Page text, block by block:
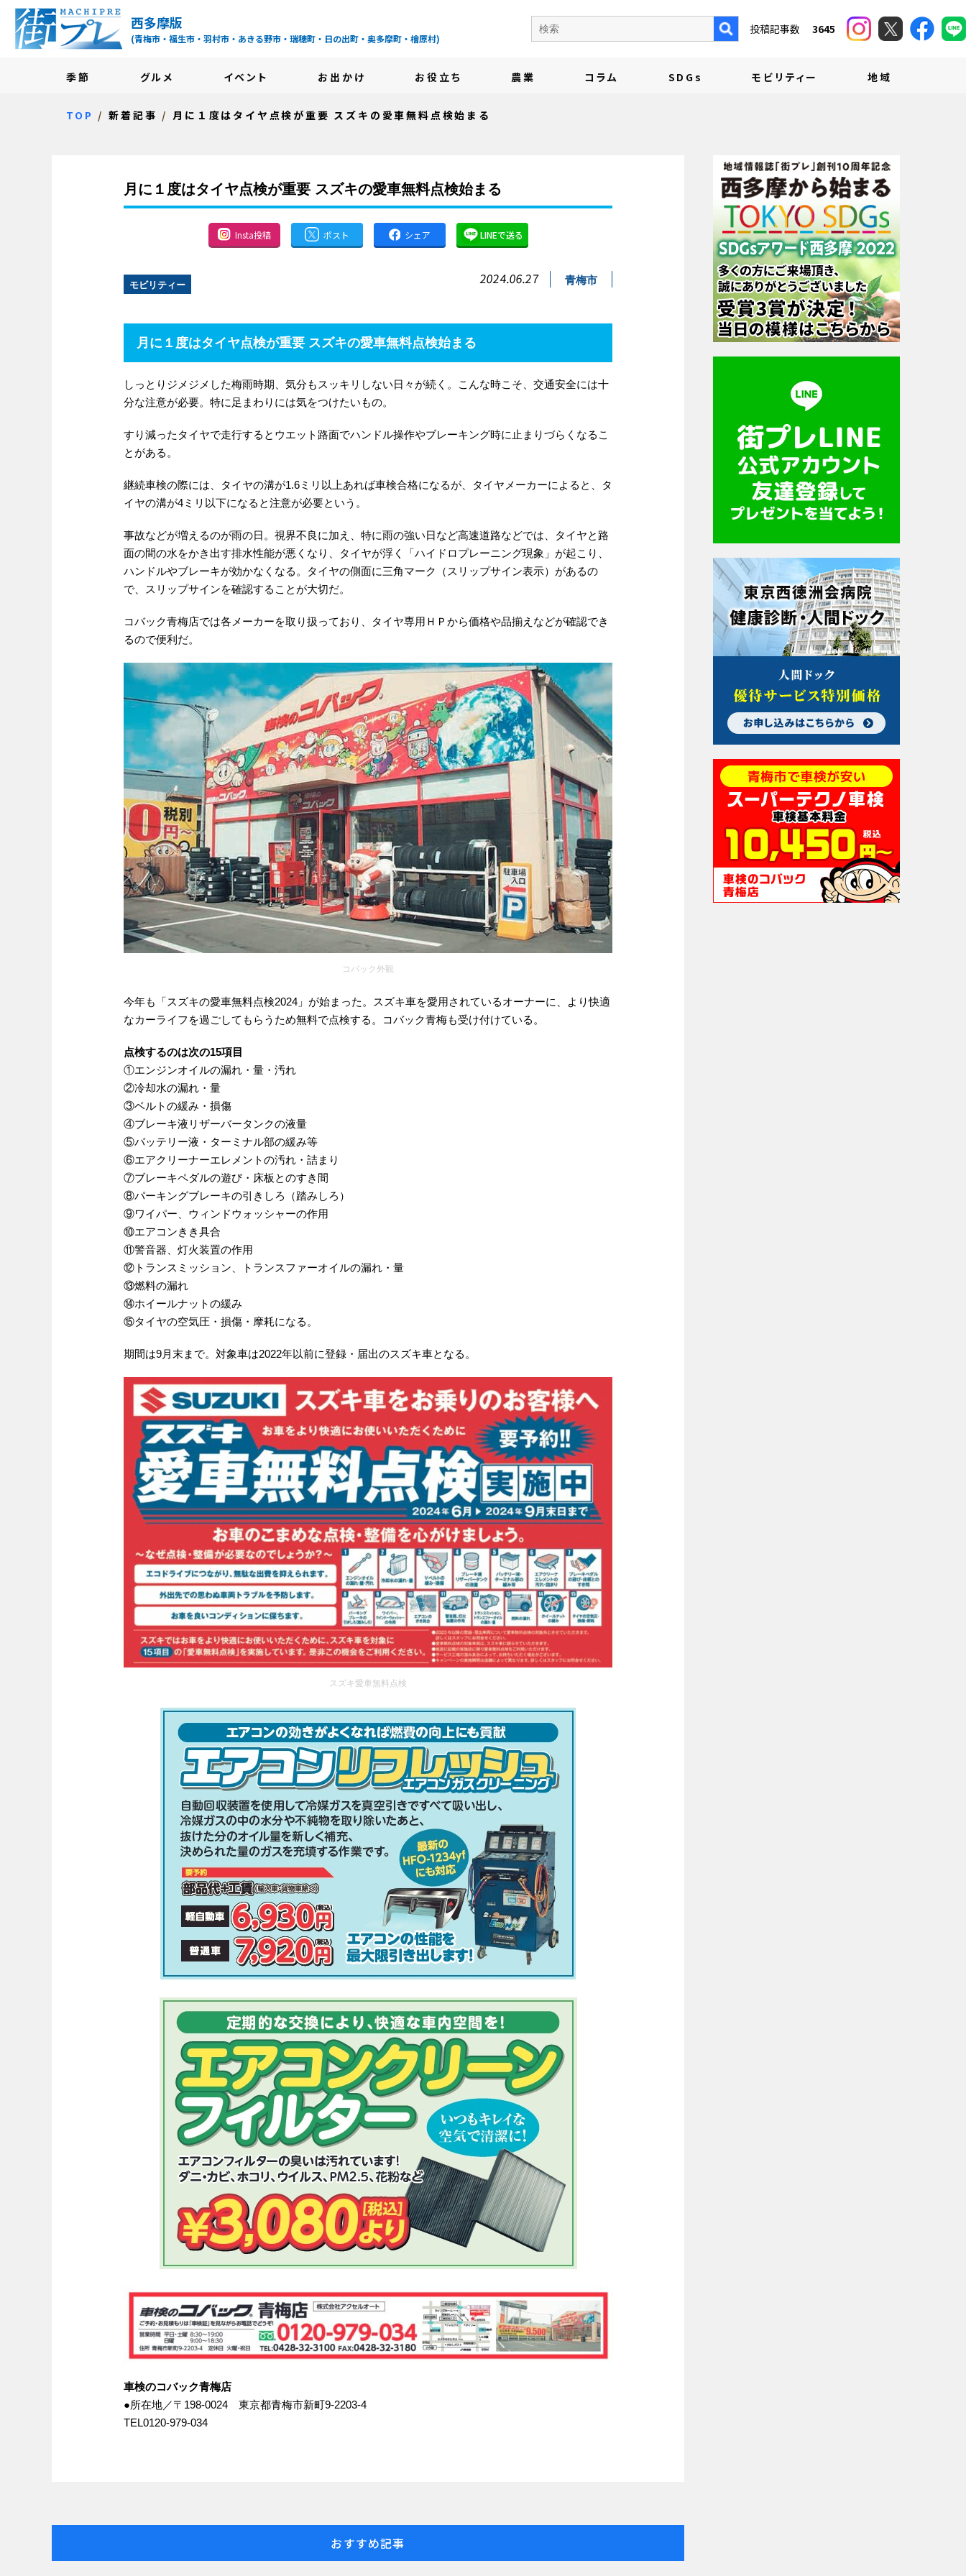
街プレ -東京・西多摩の地域情報サイト-
西多摩版
(青梅市・福生市・羽村市・あきる野市・瑞穂町・日の出町・奥多摩町・檜原村)
季節 グルメ イベント お出かけ お役立ち 農業 コラム SDGs モビリティー 地域
投稿記事数 3645
TOP 新着記事 月に１度はタイヤ点検が重要 スズキの愛車無料点検始まる
月に１度はタイヤ点検が重要 スズキの愛車無料点検始まる
Insta投稿 ポスト シェア LINEで送る
モビリティー 2024.06.27 青梅市
月に１度はタイヤ点検が重要 スズキの愛車無料点検始まる
しっとりジメジメした梅雨時期、気分もスッキリしない日々が続く。こんな時こそ、交通安全には十
分な注意が必要。特に足まわりには気をつけたいもの。
すり減ったタイヤで走行するとウエット路面でハンドル操作やブレーキング時に止まりづらくなるこ
とがある。
継続車検の際には、タイヤの溝が1.6ミリ以上あれば車検合格になるが、タイヤメーカーによると、タ
イヤの溝が4ミリ以下になると注意が必要という。
事故などが増えるのが雨の日。視界不良に加え、特に雨の強い日など高速道路などでは、タイヤと路
面の間の水をかき出す排水性能が悪くなり、タイヤが浮く「ハイドロプレーニング現象」が起こり、
ハンドルやブレーキが効かなくなる。タイヤの側面に三角マーク（スリップサイン表示）があるの
で、スリップサインを確認することが大切だ。
コバック青梅店では各メーカーを取り扱っており、タイヤ専用ＨＰから価格や品揃えなどが確認でき
るので便利だ。
コバック外観
今年も「スズキの愛車無料点検2024」が始まった。スズキ車を愛用されているオーナーに、より快適
なカーライフを過ごしてもらうため無料で点検する。コバック青梅も受け付けている。
点検するのは次の15項目
①エンジンオイルの漏れ・量・汚れ
②冷却水の漏れ・量
③ベルトの緩み・損傷
④ブレーキ液リザーバータンクの液量
⑤バッテリー液・ターミナル部の緩み等
⑥エアクリーナーエレメントの汚れ・詰まり
⑦ブレーキペダルの遊び・床板とのすき間
⑧パーキングブレーキの引きしろ（踏みしろ）
⑨ワイパー、ウィンドウォッシャーの作用
⑩エアコンきき具合
⑪警音器、灯火装置の作用
⑫トランスミッション、トランスファーオイルの漏れ・量
⑬燃料の漏れ
⑭ホイールナットの緩み
⑮タイヤの空気圧・損傷・摩耗になる。
期間は9月末まで。対象車は2022年以前に登録・届出のスズキ車となる。
スズキ愛車無料点検
車検のコバック青梅店
●所在地／〒198-0024 東京都青梅市新町9-2203-4
TEL0120-979-034
おすすめ記事